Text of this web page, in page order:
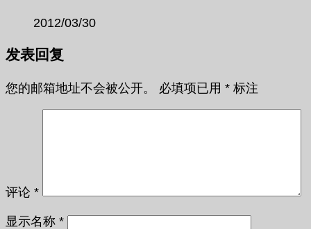
2012/03/30
发表回复
您的邮箱地址不会被公开。 必填项已用 * 标注
评论 *
显示名称 *